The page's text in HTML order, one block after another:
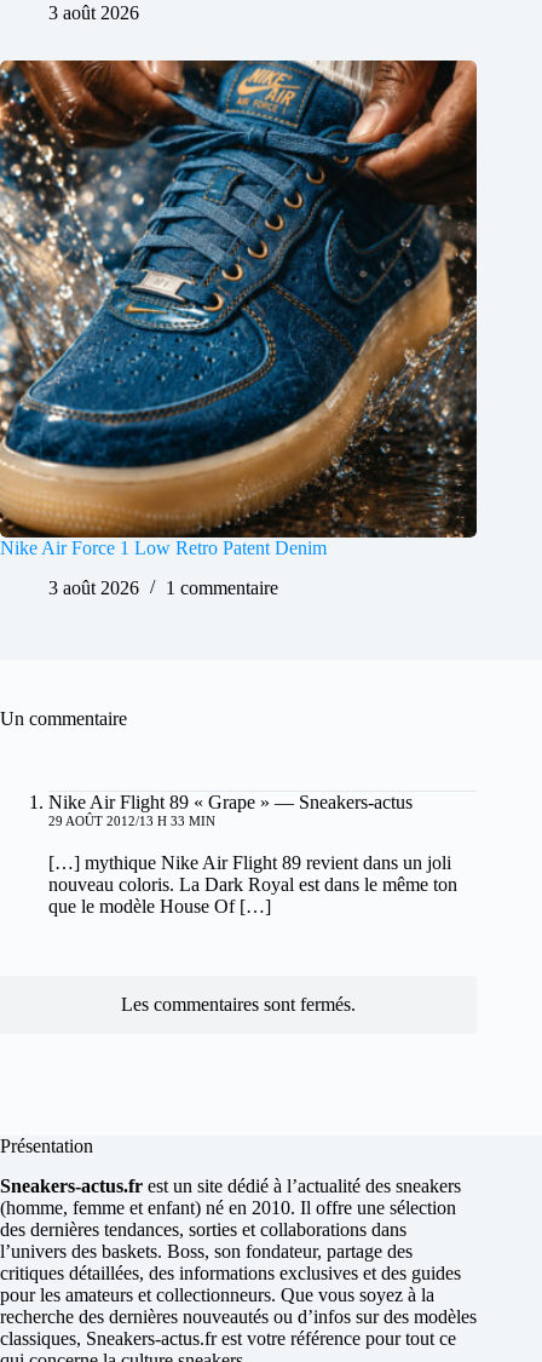
3 août 2026
Nike Air Force 1 Low Retro Patent Denim
3 août 2026
1 commentaire
Un commentaire
Nike Air Flight 89 « Grape » — Sneakers-actus
29 AOÛT 2012/13 H 33 MIN
[…] mythique Nike Air Flight 89 revient dans un joli
nouveau coloris. La Dark Royal est dans le même ton
que le modèle House Of […]
Les commentaires sont fermés.
Présentation
Sneakers-actus.fr est un site dédié à l’actualité des sneakers
(homme, femme et enfant) né en 2010. Il offre une sélection
des dernières tendances, sorties et collaborations dans
l’univers des baskets. Boss, son fondateur, partage des
critiques détaillées, des informations exclusives et des guides
pour les amateurs et collectionneurs. Que vous soyez à la
recherche des dernières nouveautés ou d’infos sur des modèles
classiques, Sneakers-actus.fr est votre référence pour tout ce